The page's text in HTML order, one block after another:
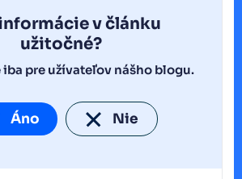
v článku
užitočné?
pre užívateľov nášho blogu.
Áno Nie